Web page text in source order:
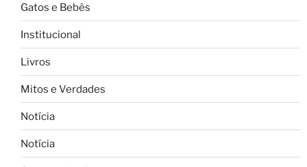
Gatos e Bebês
Institucional
Livros
Mitos e Verdades
Notícia
Notícia